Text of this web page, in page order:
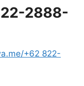
2888-
+62 822-